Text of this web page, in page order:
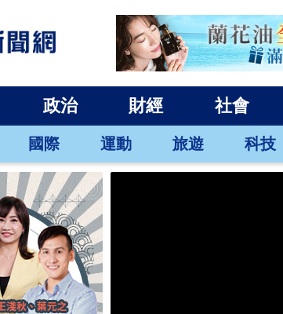
政治 財經 社會
國際 運動 旅遊 科技